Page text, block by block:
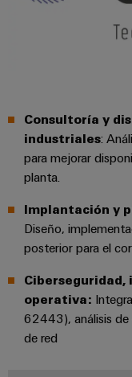
Consultoría y
industriales:
para mejorar
planta.
Implantación y
Diseño,
posterior para el
operativa:
62443), análisis de
de red